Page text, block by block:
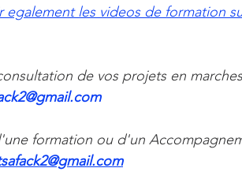
les videos de formation
de vos projets en
formation ou d'un